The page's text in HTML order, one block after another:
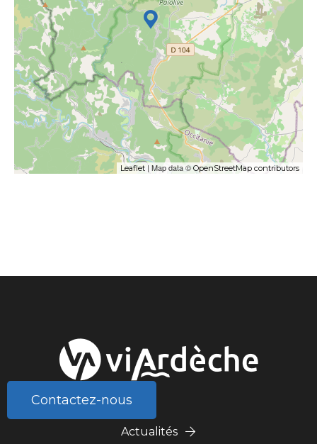
Leaflet | Map data © OpenStreetMap contributors
Contactez-nous
Actualités